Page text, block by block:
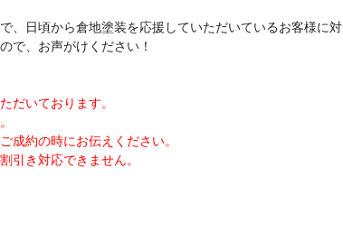
、日頃から倉地塗装を応援していただいているお客様に対
で、お声がけください！
だいております。
成約の時にお伝えください。
引き対応できません。